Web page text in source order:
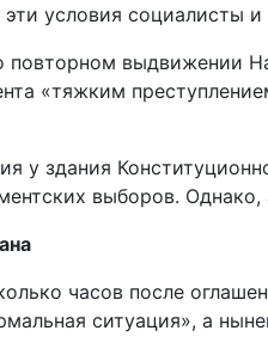
эти условия социалисты
повторном выдвижении
«тяжким
у здания
выборов. Однако,
часов после
ситуация», а